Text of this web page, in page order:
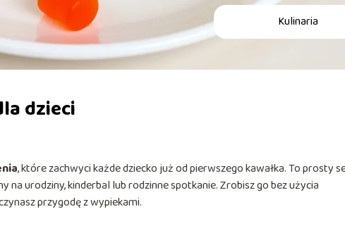
Kulinaria
dzieci
, które zachwyci każde dziecko już od pierwszego kawałka. To prosty
na urodziny, kinderbal lub rodzinne spotkanie. Zrobisz go bez użycia
przygodę z wypiekami.